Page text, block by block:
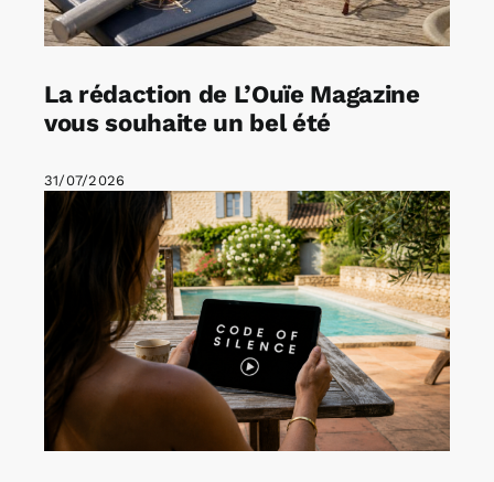
La rédaction de L’Ouïe Magazine
vous souhaite un bel été
31/07/2026